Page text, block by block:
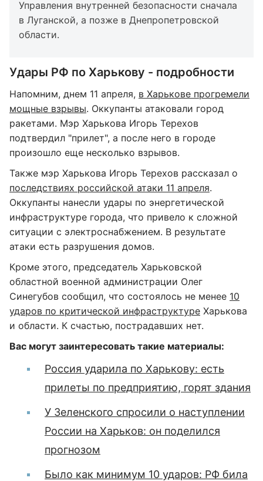
Управления внутренней безопасности сначала
в Луганской, а позже в Днепропетровской
области.
Удары РФ по Харькову - подробности
Напомним, днем 11 апреля, в Харькове прогремели
мощные взрывы. Оккупанты атаковали город
ракетами. Мэр Харькова Игорь Терехов
подтвердил "прилет", а после него в городе
произошло еще несколько взрывов.
Также мэр Харькова Игорь Терехов рассказал о
последствиях российской атаки 11 апреля.
Оккупанты нанесли удары по энергетической
инфраструктуре города, что привело к сложной
ситуации с электроснабжением. В результате
атаки есть разрушения домов.
Кроме этого, председатель Харьковской
областной военной администрации Олег
Синегубов сообщил, что состоялось не менее 10
ударов по критической инфраструктуре Харькова
и области. К счастью, пострадавших нет.
Вас могут заинтересовать такие материалы:
Россия ударила по Харькову: есть
прилеты по предприятию, горят здания
У Зеленского спросили о наступлении
России на Харьков: он поделился
прогнозом
Было как минимум 10 ударов: РФ била